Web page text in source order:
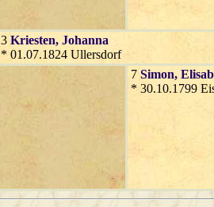
3 Kriesten, Johanna
* 01.07.1824 Ullersdorf
7 Simon,
* 30.10.1799